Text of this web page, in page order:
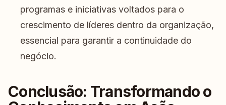
programas e iniciativas voltados para o
crescimento de líderes dentro da organização,
essencial para garantir a continuidade do
negócio.
Conclusão: Transformando o